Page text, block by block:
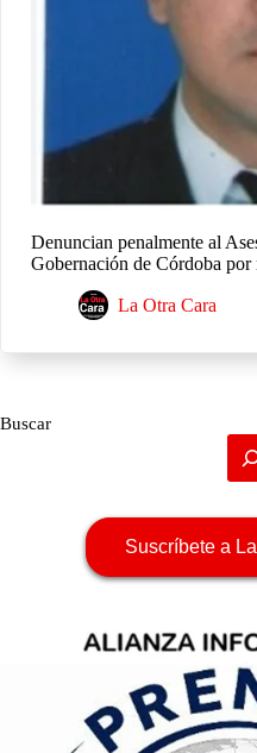
Denuncian penalmente al
Gobernación de Córdoba por
La Otra Cara
Buscar
Suscríbete a